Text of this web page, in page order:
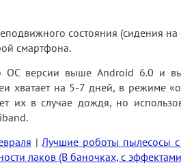
состояния (сидения на
смартфона.
ОС версии выше Android 6.0 и
хватает на 5-7 дней, в режиме
их в случае дождя, но
|Лучшие роботы пылесосы
лаков (В баночках, с